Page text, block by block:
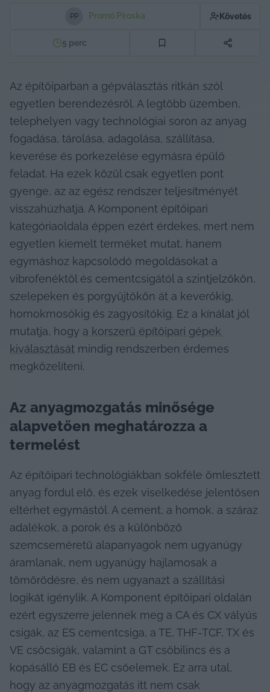
PP Promó Piroska Követés
5 perc
Az építőiparban a gépválasztás ritkán szól
egyetlen berendezésről. A legtöbb üzemben,
telephelyen vagy technológiai soron az anyag
fogadása, tárolása, adagolása, szállítása,
keverése és porkezelése egymásra épülő
feladat. Ha ezek közül csak egyetlen pont
gyenge, az az egész rendszer teljesítményét
visszahúzhatja. A Komponent építőipari
kategóriaoldala éppen ezért érdekes, mert nem
egyetlen kiemelt terméket mutat, hanem
egymáshoz kapcsolódó megoldásokat a
vibrofenéktől és cementcsigától a szintjelzőkön,
szelepeken és porgyűjtőkön át a keverőkig,
homokmosókig és zagyosítókig. Ez a kínálat jól
mutatja, hogy a korszerű építőipari gépek
kiválasztását mindig rendszerben érdemes
megközelíteni.
Az anyagmozgatás minősége
alapvetően meghatározza a
termelést
Az építőipari technológiákban sokféle ömlesztett
anyag fordul elő, és ezek viselkedése jelentősen
eltérhet egymástól. A cement, a homok, a száraz
adalékok, a porok és a különböző
szemcseméretű alapanyagok nem ugyanúgy
áramlanak, nem ugyanúgy hajlamosak a
tömörödésre, és nem ugyanazt a szállítási
logikát igénylik. A Komponent építőipari oldalán
ezért egyszerre jelennek meg a CA és CX vályús
csigák, az ES cementcsiga, a TE, THF-TCF, TX és
VE csőcsigák, valamint a GT csőbilincs és a
kopásálló EB és EC csőelemek. Ez arra utal,
hogy az anyagmozgatás itt nem csak